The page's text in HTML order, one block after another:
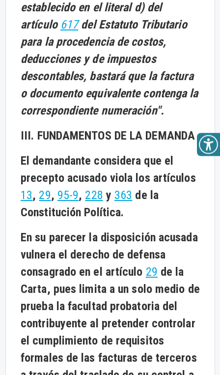
establecido en el literal d) del
artículo 617del Estatuto Tributario
para la procedencia de costos,
deducciones y de impuestos
descontables, bastará que la factura
o documento equivalente contenga la
correspondiente numeración".
III. FUNDAMENTOS DE LA DEMANDA
El demandante considera que el
precepto acusado viola los artículos
13, 29, 95-9, 228 y 363 de la
Constitución Política.
En su parecer la disposición acusada
vulnera el derecho de defensa
consagrado en el artículo 29 de la
Carta, pues limita a un solo medio de
prueba la facultad probatoria del
contribuyente al pretender controlar
el cumplimiento de requisitos
formales de las facturas de terceros